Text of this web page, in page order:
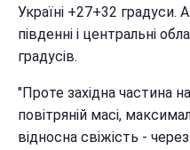
Україні +27+32 градуси.
південні і центральні
градусів.
"Проте західна частина
повітряній масі,
відносна свіжість -